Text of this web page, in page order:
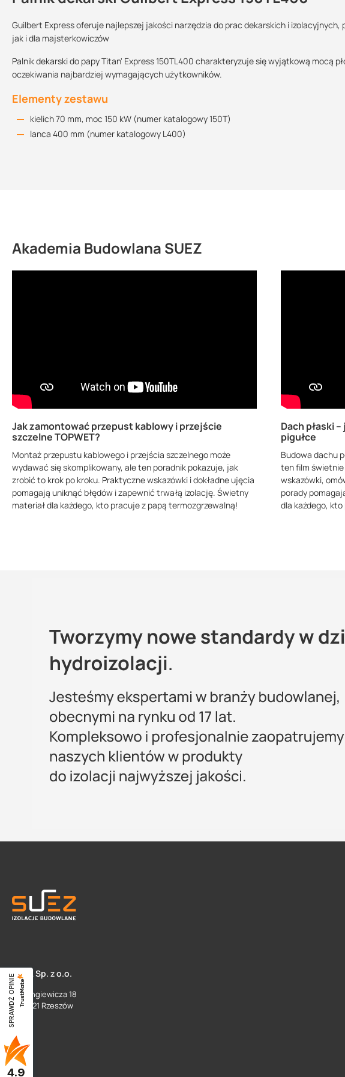
Guilbert Express oferuje najlepszej jakości narzędzia do prac dekarskich i
jak i dla majsterkowiczów
Palnik dekarski do papy Titan' Express 150TL400 charakteryzuje się wyjątkową mocą
oczekiwania najbardziej wymagających użytkowników.
Elementy zestawu
kielich 70 mm, moc 150 kW (numer katalogowy 150T)
lanca 400 mm (numer katalogowy L400)
Kolor: Sprzedajemy na:
sztuki
Podlega
zwrotowi?:
tak
Dodatkowe dane
moc: 75-150 kW
Skontaktuj
Akademia Budowlana SUEZ
Jak zamontować przepust kablowy i przejście
szczelne TOPWET?
Montaż przepustu kablowego i przejścia szczelnego może
wydawać się skomplikowany, ale ten poradnik pokazuje, jak
zrobić to krok po kroku. Praktyczne wskazówki i dokładne ujęcia
pomagają uniknąć błędów i zapewnić trwałą izolację. Świetny
materiał dla każdego, kto pracuje z papą termozgrzewalną!
Dach płaski
pigułce
Budowa dachu
ten film
wskazówki,
porady
dla każdego,
SUEZ Sp. z o.o.
ul. Langiewicza 18
35 - 021 Rzeszów
SPRAWDŹ OPINIE
4.9